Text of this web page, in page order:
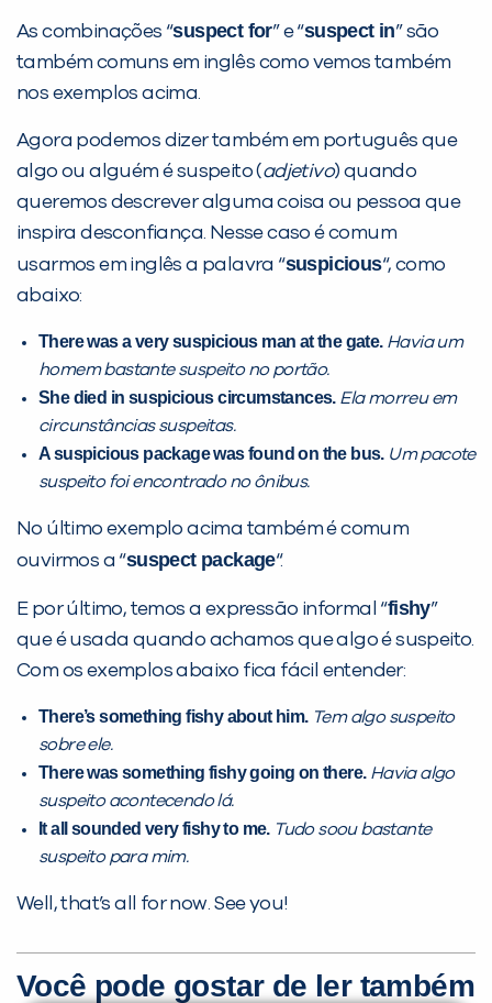
As combinações “suspect for” e “suspect in” são
também comuns em inglês como vemos também
nos exemplos acima.
Agora podemos dizer também em português que
algo ou alguém é suspeito (adjetivo) quando
queremos descrever alguma coisa ou pessoa que
inspira desconfiança. Nesse caso é comum
usarmos em inglês a palavra “suspicious“, como
abaixo:
There was a very suspicious man at the gate. Havia um
homem bastante suspeito no portão.
She died in suspicious circumstances. Ela morreu em
circunstâncias suspeitas.
A suspicious package was found on the bus. Um pacote
suspeito foi encontrado no ônibus.
No último exemplo acima também é comum
ouvirmos a “suspect package“.
E por último, temos a expressão informal “fishy”
que é usada quando achamos que algo é suspeito.
Com os exemplos abaixo fica fácil entender:
There’s something fishy about him. Tem algo suspeito
sobre ele.
There was something fishy going on there. Havia algo
suspeito acontecendo lá.
It all sounded very fishy to me. Tudo soou bastante
suspeito para mim.
Well, that’s all for now. See you!
Você pode gostar de ler também